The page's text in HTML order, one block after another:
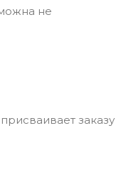
не
заказу